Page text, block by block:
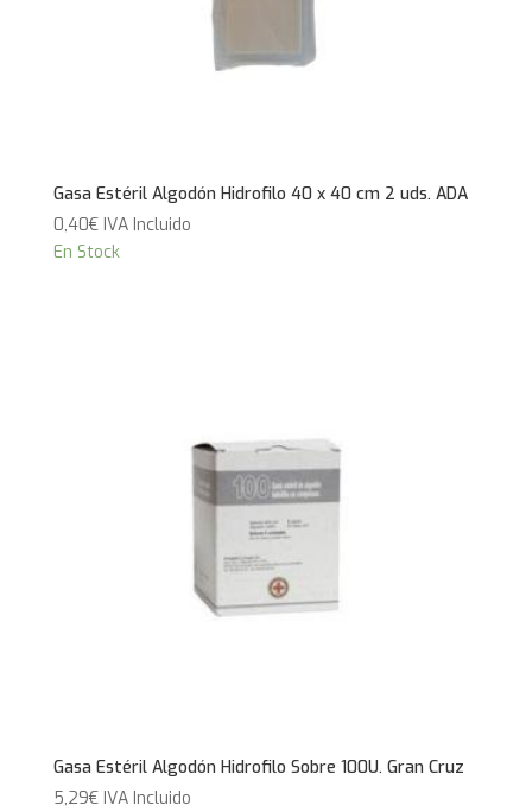
Gasa Estéril Algodón Hidrofilo 40 x 40 cm 2 uds. ADA
0,40€ IVA Incluido
En Stock
Gasa Estéril Algodón Hidrofilo Sobre 100U. Gran Cruz
5,29€ IVA Incluido